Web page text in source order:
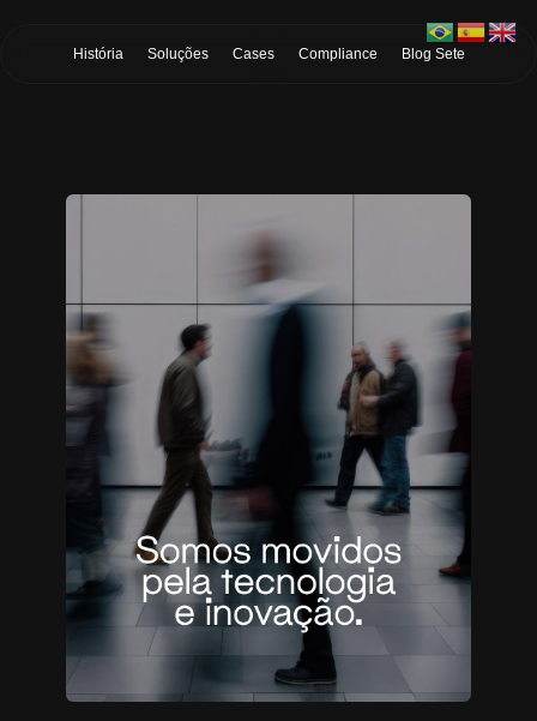
História Soluções Cases Compliance Blog Sete